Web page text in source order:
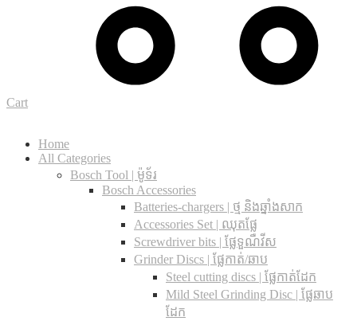
Cart
Home
All Categories
Bosch Tool | ម៉ូទ័រ
Bosch Accessories
Batteries-chargers | ថ្ម និងឆ្នាំងសាក
Accessories Set | ឈុតផ្លែ
Screwdriver bits | ផ្លែទួណឺវីស
Grinder Discs |​ ផ្លែកាត់/ឆាប
Steel cutting discs |​ ផ្លែកាត់ដែក
Mild Steel Grinding Disc | ផ្លែឆាប
ដែក